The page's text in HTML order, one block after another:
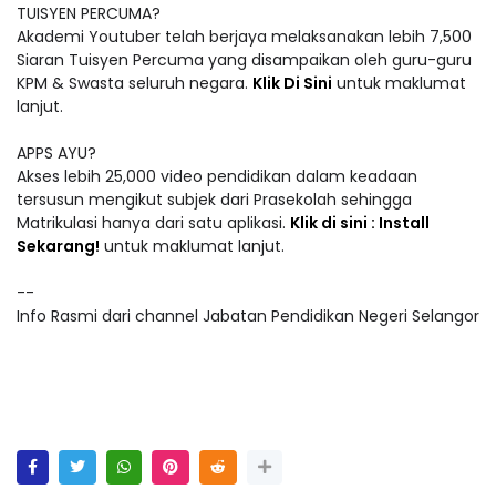
TUISYEN PERCUMA?
Akademi Youtuber telah berjaya melaksanakan lebih 7,500
Siaran Tuisyen Percuma yang disampaikan oleh guru-guru
KPM & Swasta seluruh negara. Klik Di Sini untuk maklumat
lanjut.
APPS AYU?
Akses lebih 25,000 video pendidikan dalam keadaan
tersusun mengikut subjek dari Prasekolah sehingga
Matrikulasi hanya dari satu aplikasi. Klik di sini : Install
Sekarang! untuk maklumat lanjut.
--
Info Rasmi dari channel Jabatan Pendidikan Negeri Selangor